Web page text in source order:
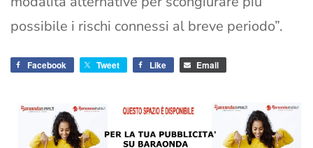
possibile i rischi connessi al breve periodo”.
Facebook Tweet Like Email